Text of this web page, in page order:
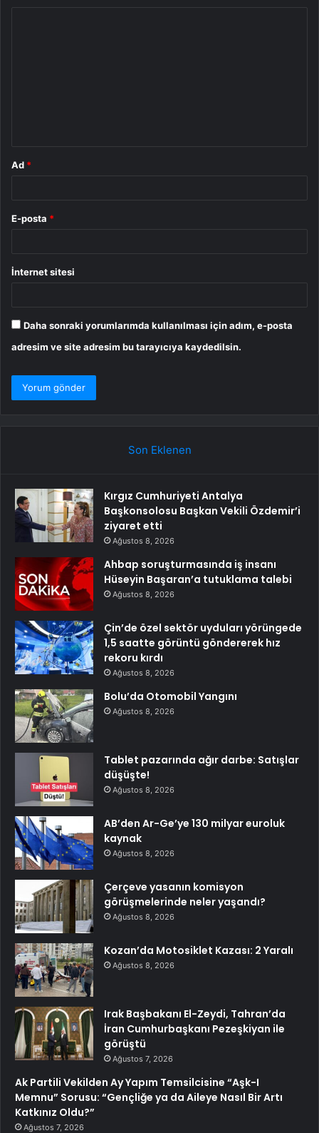
Ad *
E-posta *
İnternet sitesi
Daha sonraki yorumlarımda kullanılması için adım, e-posta
adresim ve site adresim bu tarayıcıya kaydedilsin.
Son Eklenen
Kırgız Cumhuriyeti Antalya
Başkonsolosu Başkan Vekili Özdemir’i
ziyaret etti
Ağustos 8, 2026
Ahbap soruşturmasında iş insanı
Hüseyin Başaran’a tutuklama talebi
Ağustos 8, 2026
Çin’de özel sektör uyduları yörüngede
1,5 saatte görüntü göndererek hız
rekoru kırdı
Ağustos 8, 2026
Bolu’da Otomobil Yangını
Ağustos 8, 2026
Tablet pazarında ağır darbe: Satışlar
düşüşte!
Ağustos 8, 2026
AB’den Ar-Ge’ye 130 milyar euroluk
kaynak
Ağustos 8, 2026
Çerçeve yasanın komisyon
görüşmelerinde neler yaşandı?
Ağustos 8, 2026
Kozan’da Motosiklet Kazası: 2 Yaralı
Ağustos 8, 2026
Irak Başbakanı El-Zeydi, Tahran’da
İran Cumhurbaşkanı Pezeşkiyan ile
görüştü
Ağustos 7, 2026
Ak Partili Vekilden Ay Yapım Temsilcisine “Aşk-I
Memnu” Sorusu: “Gençliğe ya da Aileye Nasıl Bir Artı
Katkınız Oldu?”
Ağustos 7, 2026